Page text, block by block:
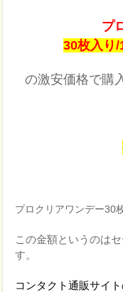
プ
30枚入り/
の激安価格で購
プロクリアワンデー30
この金額というのは
す。
コンタクト通販サイ